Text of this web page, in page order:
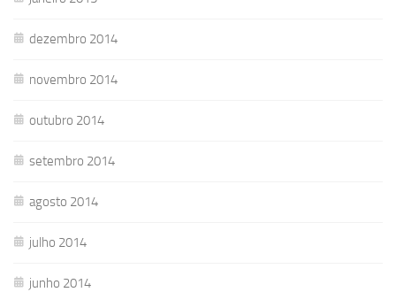
dezembro 2014
novembro 2014
outubro 2014
setembro 2014
agosto 2014
julho 2014
junho 2014